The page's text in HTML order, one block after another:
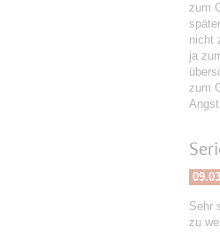
zum
nicht
ja
zum
Sehr
zu